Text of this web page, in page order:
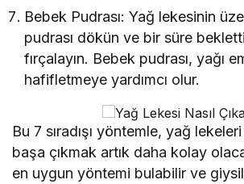
Bebek Pudrası: Yağ lekesinin
pudrası dökün ve bir süre
fırçalayın. Bebek pudrası, yağı
hafifletmeye yardımcı olur.
Bu 7 sıradışı yöntemle, yağ
başa çıkmak artık daha kolay
en uygun yöntemi bulabilir ve